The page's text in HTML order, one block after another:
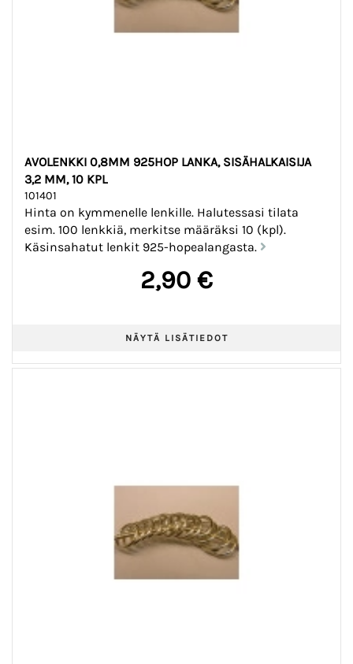
AVOLENKKI 0,8MM 925HOP LANKA, SISÄHALKAISIJA
3,2 MM, 10 KPL
101401
Hinta on kymmenelle lenkille. Halutessasi tilata
esim. 100 lenkkiä, merkitse määräksi 10 (kpl).
Käsinsahatut lenkit 925-hopealangasta.
2,90 €